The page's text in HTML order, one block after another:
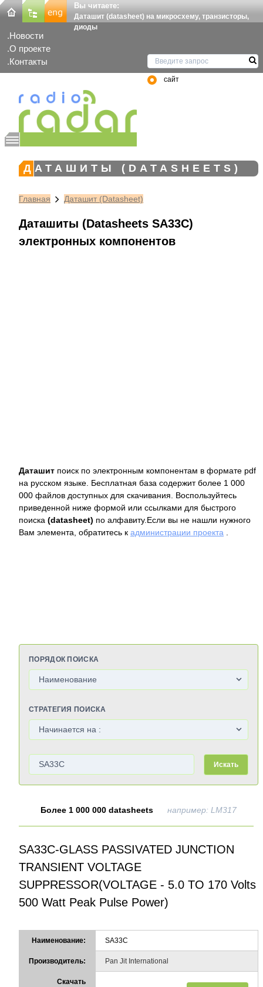
Вы читаете:
Даташит (datasheet) на микросхему, транзисторы,
диоды
Новости
О проекте
Контакты
сайт
ДАТАШИТЫ (DATASHEETS)
Главная Даташит (Datasheet)
Даташиты (Datasheets SA33C)
электронных компонентов
Даташит поиск по электронным компонентам в формате pdf
на русском языке. Бесплатная база содержит более 1 000
000 файлов доступных для скачивания. Воспользуйтесь
приведенной ниже формой или ссылками для быстрого
поиска (datasheet) по алфавиту.Если вы не нашли нужного
Вам элемента, обратитесь к администрации проекта
ПОРЯДОК ПОИСКА
СТРАТЕГИЯ ПОИСКА
Искать
Более 1 000 000 datasheets например: LM317
SA33C-GLASS PASSIVATED JUNCTION
TRANSIENT VOLTAGE
SUPPRESSOR(VOLTAGE - 5.0 TO 170 Volts
500 Watt Peak Pulse Power)
Наименование: SA33C
Производитель: Pan Jit International
Скачать